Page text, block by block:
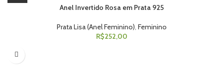
Anel Invertido Rosa em Prata 925
Prata Lisa (Anel Feminino) Feminino
R$252,00